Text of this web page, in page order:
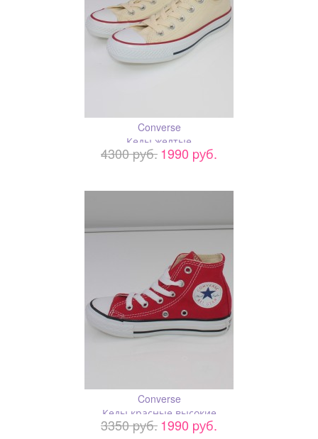
Converse
Кеды желтые
4300 pуб.1990 pуб.
Converse
Кеды красные высокие
3350 pуб.1990 pуб.